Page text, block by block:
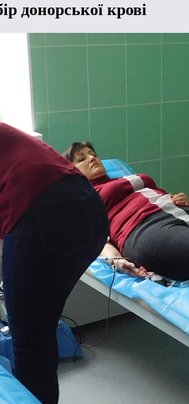
донорської крові